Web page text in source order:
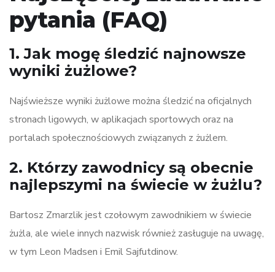
pytania (FAQ)
1. Jak mogę śledzić najnowsze
wyniki żużlowe?
Najświeższe wyniki żużlowe można śledzić na oficjalnych
stronach ligowych, w aplikacjach sportowych oraz na
portalach społecznościowych związanych z żużlem.
2. Którzy zawodnicy są obecnie
najlepszymi na świecie w żużlu?
Bartosz Zmarzlik jest czołowym zawodnikiem w świecie
żużla, ale wiele innych nazwisk również zasługuje na uwagę,
w tym Leon Madsen i Emil Sajfutdinow.